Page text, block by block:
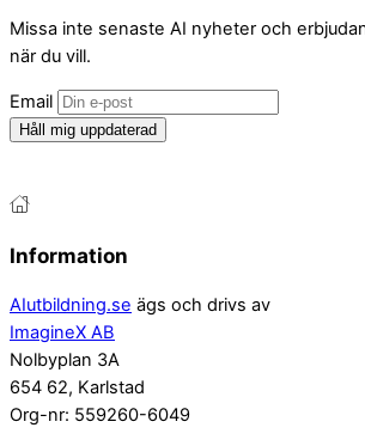
Missa inte senaste AI nyheter och
när du vill.
Email
Håll mig uppdaterad
Information
AIutbildning.se ägs och drivs av
ImagineX AB
Nolbyplan 3A
654 62, Karlstad
Org-nr: 559260-6049